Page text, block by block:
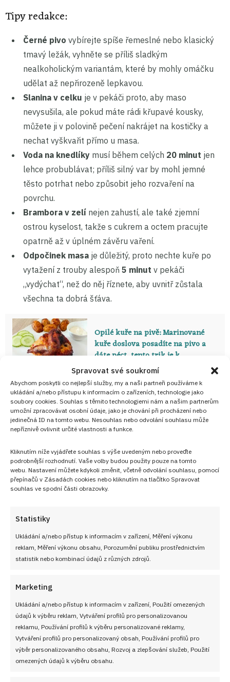
Spravovat své soukromí
Abychom poskytli co nejlepší služby, my a naši partneři používáme k
ukládání a/nebo přístupu k informacím o zařízeních, technologie jako
soubory cookies. Souhlas s těmito technologiemi nám a našim partnerům
umožní zpracovávat osobní údaje, jako je chování při procházení nebo
jedinečná ID na tomto webu. Nesouhlas nebo odvolání souhlasu může
nepříznivě ovlivnit určité vlastnosti a funkce.
Kliknutím níže vyjádřete souhlas s výše uvedeným nebo proveďte
podrobnější rozhodnutí. Vaše volby budou použity pouze na tomto
webu. Nastavení můžete kdykoli změnit, včetně odvolání souhlasu, pomocí
přepínačů v Zásadách cookies nebo kliknutím na tlačítko Spravovat
souhlas ve spodní části obrazovky.
Statistiky
Ukládání a/nebo přístup k informacím v zařízení, Měření výkonu
reklam, Měření výkonu obsahu, Porozumění publiku prostřednictvím
statistik nebo kombinací údajů z různých zdrojů.
Marketing
Ukládání a/nebo přístup k informacím v zařízení, Použití omezených
údajů k výběru reklam, Vytváření profilů pro personalizovanou
reklamu, Používání profilů k výběru personalizované reklamy,
Vytváření profilů pro personalizovaný obsah, Používání profilů pro
výběr personalizovaného obsahu, Rozvoj a zlepšování služeb, Použití
omezených údajů k výběru obsahu.
Tipy redakce:
Černé pivo vybírejte spíše řemeslné nebo klasický
tmavý ležák, vyhněte se příliš sladkým
nealkoholickým variantám, které by mohly omáčku
udělat až nepřirozeně lepkavou.
Slanina v celku je v pekáči proto, aby maso
nevysušila, ale pokud máte rádi křupavé kousky,
můžete ji v polovině pečení nakrájet na kostičky a
nechat vyškvařit přímo u masa.
Voda na knedlíky musí během celých 20 minut jen
lehce probublávat; příliš silný var by mohl jemné
těsto potrhat nebo způsobit jeho rozvaření na
povrchu.
Brambora v zelí nejen zahustí, ale také zjemní
ostrou kyselost, takže s cukrem a octem pracujte
opatrně až v úplném závěru vaření.
Odpočinek masa je důležitý, proto nechte kuře po
vytažení z trouby alespoň 5 minut v pekáči
„vydýchat“, než do něj říznete, aby uvnitř zůstala
všechna ta dobrá šťáva.
Opilé kuře na pivě: Marinované
kuře doslova posadíte na pivo a
dáte péct, tento trik je k
nezaplacení
Pečené šťavnaté kuře v česnekovo-
koriandrovém nálevu: Odhalte
tajemství vláčného masa s
pozn. částečně upraveno AI, redakce cooky.cz, recept a
foto Renata Malíková
Nejlepší recepty z kuchyně
Přidejte se doVIP skupinyNejlepší recepty z
kuchyně!
PŘIDAT DO OBLÍBENÝCH